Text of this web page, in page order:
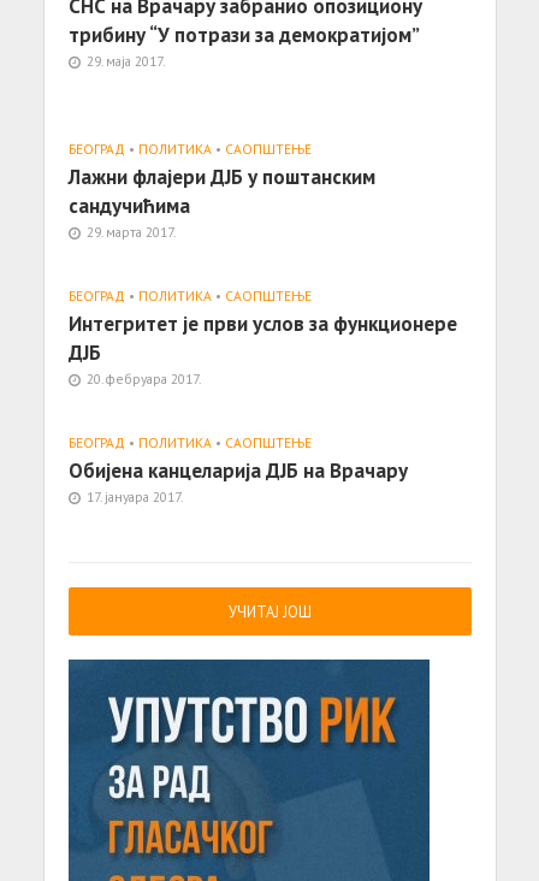
СНС на Врачару забранио опозициону
трибину “У потрази за демократијом”
29. маја 2017.
БЕОГРАД • ПОЛИТИКА • САОПШТЕЊE
Лажни флајери ДЈБ у поштанским
сандучићима
29. марта 2017.
БЕОГРАД • ПОЛИТИКА • САОПШТЕЊE
Интегритет је први услов за функционере
ДЈБ
20. фебруара 2017.
БЕОГРАД • ПОЛИТИКА • САОПШТЕЊE
Обијена канцеларија ДЈБ на Врачару
17. јануара 2017.
УЧИТАЈ ЈОШ